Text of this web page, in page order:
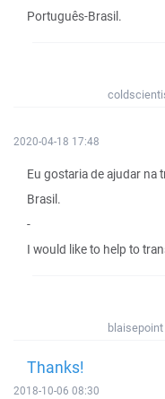
Português-Brasil.
2020-04-18 17:48
Eu gostaria de ajudar na
Brasil.
-
I would like to help to
blaisepoint
Thanks!
2018-10-06 08:30